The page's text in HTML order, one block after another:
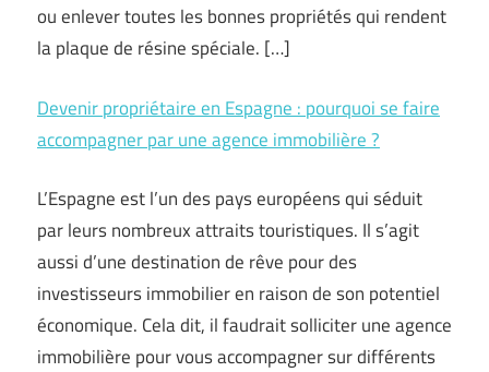
ou enlever toutes les bonnes propriétés qui rendent
la plaque de résine spéciale. […]
Devenir propriétaire en Espagne : pourquoi se faire
accompagner par une agence immobilière ?
L’Espagne est l’un des pays européens qui séduit
par leurs nombreux attraits touristiques. Il s’agit
aussi d’une destination de rêve pour des
investisseurs immobilier en raison de son potentiel
économique. Cela dit, il faudrait solliciter une agence
immobilière pour vous accompagner sur différents